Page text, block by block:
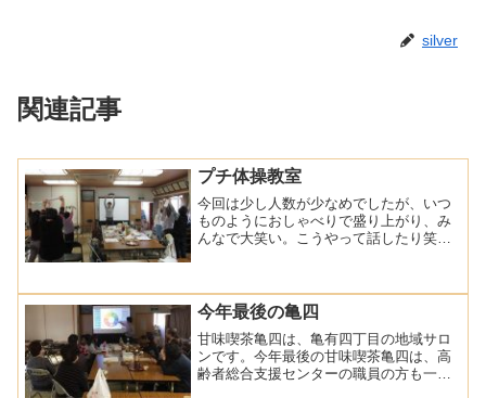
silver
関連記事
プチ体操教室
今回は少し人数が少なめでしたが、いつ
ものようにおしゃべりで盛り上がり、み
んなで大笑い。こうやって話したり笑っ
ンカチを両手に持ち、腕を上下にゆっく
り動かす運動。肩甲骨から肩...
今年最後の亀四
甘味喫茶亀四は、亀有四丁目の地域サロ
ンです。今年最後の甘味喫茶亀四は、高
齢者総合支援センターの職員の方も一緒